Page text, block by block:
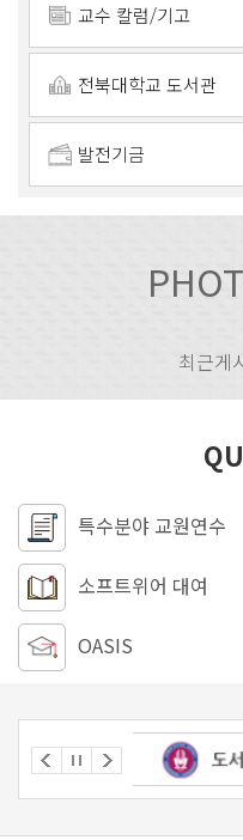
교수 칼럼/기고
전북대학교 도서관
발전기금
최근게
특수분야 교원연수
소프트위어 대여
OASIS